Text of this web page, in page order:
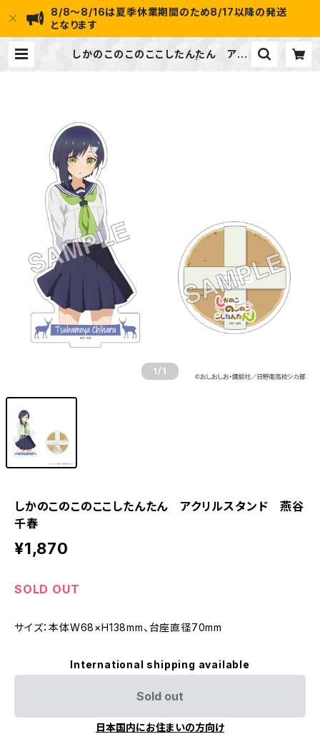
8/8～8/16は夏季休業期間のため8/17以降の発送
となります
しかのこのこのここしたんたん アク
1 /1
しかのこのこのここしたんたん アクリルスタンド 燕谷
千春
¥1,870
SOLD OUT
サイズ：本体W68×H138mm、台座直径70mm
International shipping available
Sold out
日本国内にお住まいの方向け